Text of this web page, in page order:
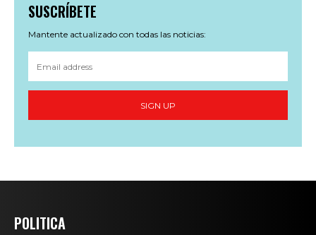
SUSCRÍBETE
Mantente actualizado con todas las noticias:
SIGN UP
POLITICA